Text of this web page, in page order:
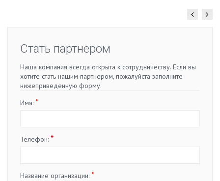
Стать партнером
Наша компания всегда открыта к сотрудничеству. Если вы
хотите стать нашим партнером, пожалуйста заполните
нижеприведенную форму.
Имя: *
Телефон: *
Название организации: *